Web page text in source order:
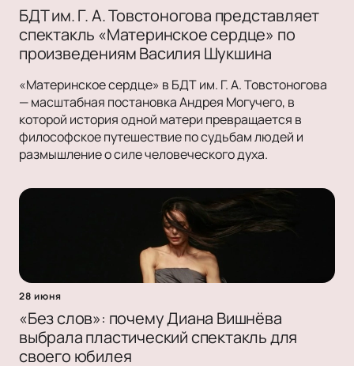
БДТ им. Г. А. Товстоногова представляет
спектакль «Материнское сердце» по
произведениям Василия Шукшина
«Материнское сердце» в БДТ им. Г. А. Товстоногова
— масштабная постановка Андрея Могучего, в
которой история одной матери превращается в
философское путешествие по судьбам людей и
размышление о силе человеческого духа.
28 июня
«Без слов»: почему Диана Вишнёва
выбрала пластический спектакль для
своего юбилея